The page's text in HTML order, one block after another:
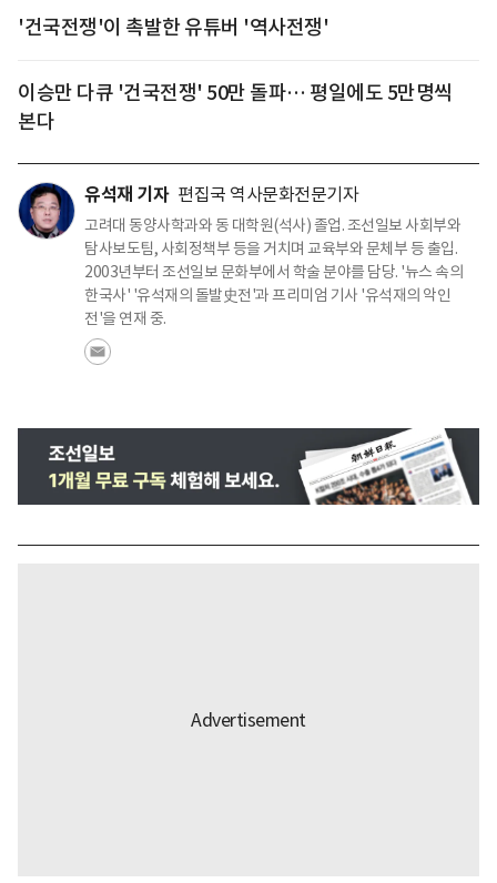
'건국전쟁'이 촉발한 유튜버 '역사전쟁'
이승만 다큐 '건국전쟁' 50만 돌파… 평일에도 5만명씩
본다
유석재 기자 편집국 역사문화전문기자
고려대 동양사학과와 동 대학원(석사) 졸업. 조선일보 사회부와
탐사보도팀, 사회정책부 등을 거치며 교육부와 문체부 등 출입.
2003년부터 조선일보 문화부에서 학술 분야를 담당. '뉴스 속의
한국사' '유석재의 돌발史전'과 프리미엄 기사 '유석재의 악인
전'을 연재 중.